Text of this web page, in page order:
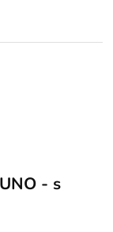
- s